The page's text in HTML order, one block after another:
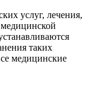
услуг, лечения,
таких
медицинские